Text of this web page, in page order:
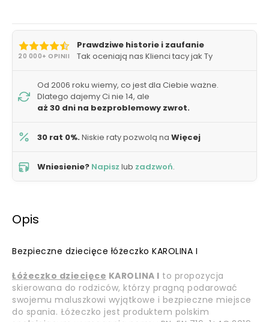
20 000+ OPINII
Prawdziwe historie i zaufanie
Tak oceniają nas Klienci tacy jak Ty
Od 2006 roku wiemy, co jest dla Ciebie ważne.
Dlatego dajemy Ci nie 14, ale
aż 30 dni na bezproblemowy zwrot.
30 rat 0%.Niskie raty pozwolą na Więcej
Wniesienie? Napisz lub zadzwoń.
Opis
Bezpieczne dziecięce łóżeczko KAROLINA I
Łóżeczko dziecięce KAROLINA I to propozycja
skierowana do rodziców, którzy pragną podarować
swojemu maluszkowi wyjątkowe i bezpieczne miejsce
do spania. Łóżeczko jest produktem polskim